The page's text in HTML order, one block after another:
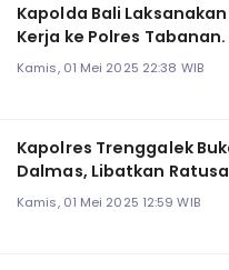
Kapolda Bali
Kerja ke Polres Tabanan.
Kamis, 01 Mei 2025 22:38 WIB
Kapolres Trenggalek
Dalmas, Libatkan
Kamis, 01 Mei 2025 12:59 WIB